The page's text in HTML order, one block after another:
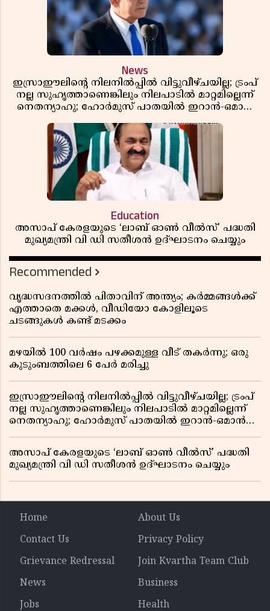
News
ഇസ്രാഈലിന്റെ നിലനിൽപ്പിൽ വിട്ടുവീഴ്ചയില്ല; ട്രംപ്
നല്ല സുഹൃത്താണെങ്കിലും നിലപാടിൽ മാറ്റമില്ലെന്ന്
നെതന്യാഹു; ഹോർമുസ് പാതയിൽ ഇറാൻ-ഒമാൻ
Education
അസാപ് കേരളയുടെ ‘ലാബ് ഓൺ വീൽസ്’ പദ്ധതി
മുഖ്യമന്ത്രി വി ഡി സതീശൻ ഉദ്ഘാടനം ചെയ്യും
Recommended
വൃദ്ധസദനത്തിൽ പിതാവിന് അന്ത്യം; കർമ്മങ്ങൾക്ക്
എത്താതെ മക്കൾ, വീഡിയോ കോളിലൂടെ
ചടങ്ങുകൾ കണ്ട് മടക്കം
മഴയിൽ 100 വർഷം പഴക്കമുള്ള വീട് തകർന്നു; ഒരു
കുടുംബത്തിലെ 6 പേർ മരിച്ചു
ഇസ്രാഈലിന്റെ നിലനിൽപ്പിൽ വിട്ടുവീഴ്ചയില്ല; ട്രംപ്
നല്ല സുഹൃത്താണെങ്കിലും നിലപാടിൽ മാറ്റമില്ലെന്ന്
നെതന്യാഹു; ഹോർമുസ് പാതയിൽ ഇറാൻ-ഒമാൻ
അസാപ് കേരളയുടെ ‘ലാബ് ഓൺ വീൽസ്’ പദ്ധതി
മുഖ്യമന്ത്രി വി ഡി സതീശൻ ഉദ്ഘാടനം ചെയ്യും
Home
About Us
Contact Us
Privacy Policy
Grievance Redressal
Join Kvartha Team Club
News
Business
Jobs
Health